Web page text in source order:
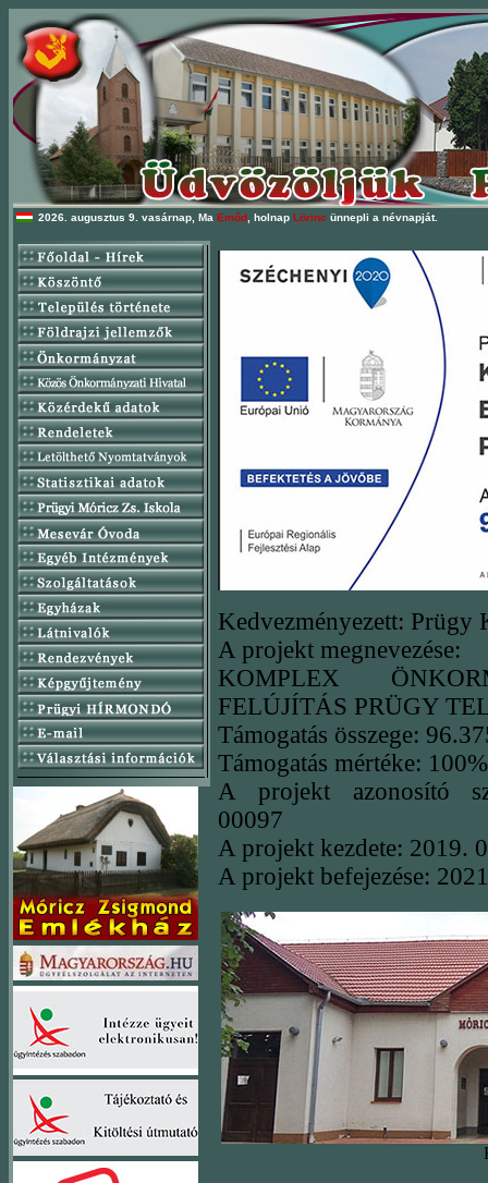
2026. augusztus 9. vasárnap, Ma Emőd , holnap Lörinc ünnepli a névnapját.
Kedvezményezett: Prügy
A projekt megnevezése:
KOMPLEX
FELÚJÍTÁS PRÜGY
Támogatás összege:
Támogatás mértéke: 100%
A projekt azonosító
00097
A projekt kezdete: 2019.
A projekt befejezése: